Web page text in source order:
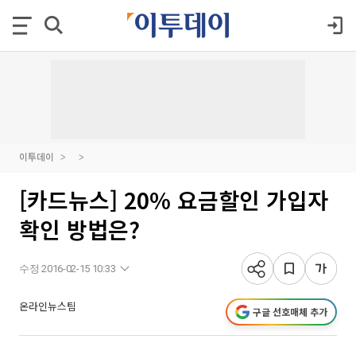
이투데이
[카드뉴스] 20% 요금할인 가입자
확인 방법은?
수정 2016-02-15 10:33
온라인뉴스팀 구글 선호매체 추가